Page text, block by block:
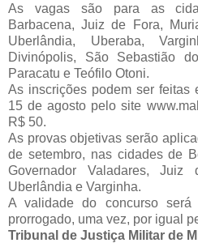
As vagas são para as
Barbacena, Juiz de Fora,
Uberlândia, Uberaba,
Divinópolis, São Sebastião
Paracatu e Teófilo Otoni.
As inscrições podem ser
15 de agosto pelo site
R$ 50.
As provas objetivas serão
de setembro, nas cidades de
Governador Valadares, Juiz
Uberlândia e Varginha.
A validade do concurso
prorrogado, uma vez, por igual
Tribunal de Justiça Militar de